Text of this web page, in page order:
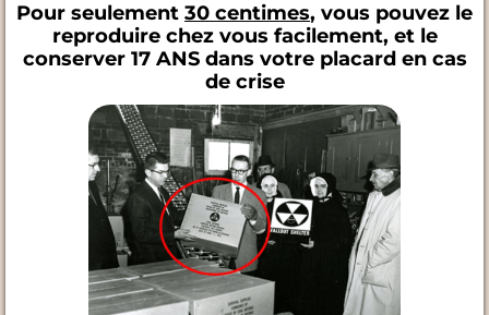
Pour seulement 30 centimes, vous pouvez le
reproduire chez vous facilement, et le
conserver 17 ANS dans votre placard en cas
de crise